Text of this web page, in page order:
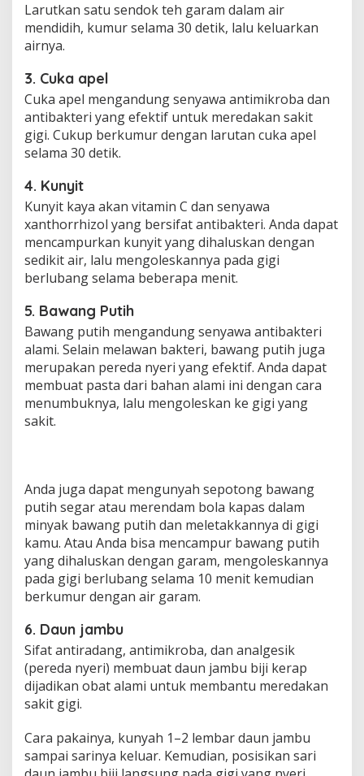
Larutkan satu sendok teh garam dalam air
mendidih, kumur selama 30 detik, lalu keluarkan
airnya.
3. Cuka apel
Cuka apel mengandung senyawa antimikroba dan
antibakteri yang efektif untuk meredakan sakit
gigi. Cukup berkumur dengan larutan cuka apel
selama 30 detik.
4. Kunyit
Kunyit kaya akan vitamin C dan senyawa
xanthorrhizol yang bersifat antibakteri. Anda dapat
mencampurkan kunyit yang dihaluskan dengan
sedikit air, lalu mengoleskannya pada gigi
berlubang selama beberapa menit.
5. Bawang Putih
Bawang putih mengandung senyawa antibakteri
alami. Selain melawan bakteri, bawang putih juga
merupakan pereda nyeri yang efektif. Anda dapat
membuat pasta dari bahan alami ini dengan cara
menumbuknya, lalu mengoleskan ke gigi yang
sakit.
Anda juga dapat mengunyah sepotong bawang
putih segar atau merendam bola kapas dalam
minyak bawang putih dan meletakkannya di gigi
kamu. Atau Anda bisa mencampur bawang putih
yang dihaluskan dengan garam, mengoleskannya
pada gigi berlubang selama 10 menit kemudian
berkumur dengan air garam.
6. Daun jambu
Sifat antiradang, antimikroba, dan analgesik
(pereda nyeri) membuat daun jambu biji kerap
dijadikan obat alami untuk membantu meredakan
sakit gigi.
Cara pakainya, kunyah 1–2 lembar daun jambu
sampai sarinya keluar. Kemudian, posisikan sari